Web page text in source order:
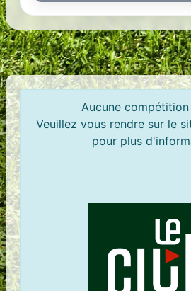
Aucune
Veuillez vous rendre sur le
pour plus